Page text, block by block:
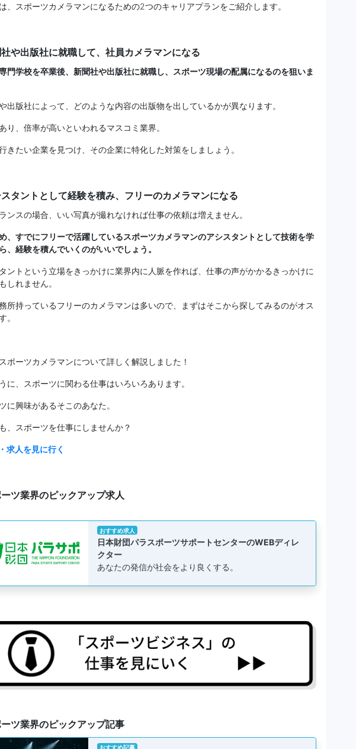
、スポーツカメラマンになるための2つのキャリアプランをご紹介します。
や出版社に就職して、社員カメラマンになる
門学校を卒業後、新聞社や出版社に就職し、スポーツ現場の配属になるのを狙いま
出版社によって、どのような内容の出版物を出しているかが異なります。
り、倍率が高いといわれるマスコミ業界。
きたい企業を見つけ、その企業に特化した対策をしましょう。
タントとして経験を積み、フリーのカメラマンになる
ンスの場合、いい写真が撮れなければ仕事の依頼は増えません。
、すでにフリーで活躍しているスポーツカメラマンのアシスタントとして技術を学
、経験を積んでいくのがいいでしょう。
ントという立場をきっかけに業界内に人脈を作れば、仕事の声がかかるきっかけに
しれません。
所持っているフリーのカメラマンは多いので、まずはそこから探してみるのがオス
。
ポーツカメラマンについて詳しく解説しました！
に、スポーツに関わる仕事はいろいろあります。
に興味があるそこのあなた。
、スポーツを仕事にしませんか？
求人を見に行く
ツ業界のピックアップ求人
おすすめ求人
日本財団パラスポーツサポートセンターのWEBディレ
クター
あなたの発信が社会をより良くする。
ツ業界のピックアップ記事
おすすめ記事